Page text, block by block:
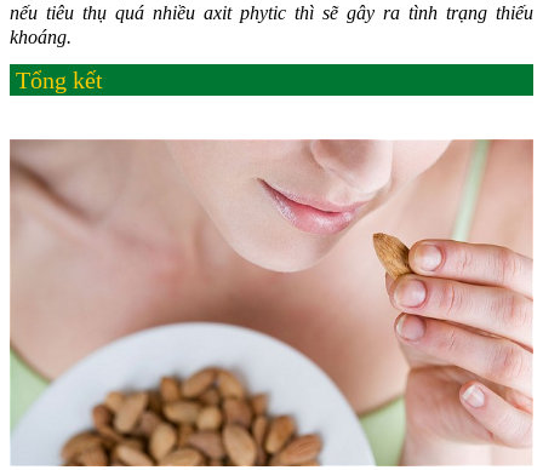
nếu tiêu thụ quá nhiều axit phytic thì sẽ gây ra tình trạng thiếu
khoáng.
Tổng kết